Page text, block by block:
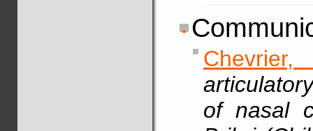
Chevrier,
of nasal